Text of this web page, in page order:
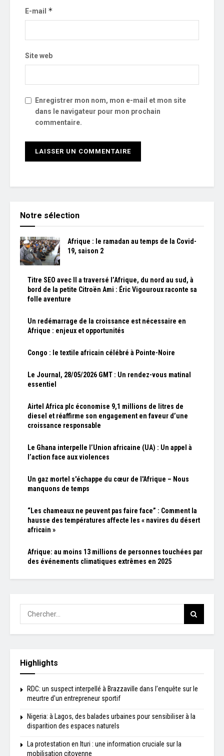
E-mail *
Site web
Enregistrer mon nom, mon e-mail et mon site
dans le navigateur pour mon prochain
commentaire.
Notre sélection
Afrique : le ramadan au temps de la Covid-
19, saison 2
Titre SEO avec Il a traversé l’Afrique, du nord au sud, à
bord de la petite Citroën Ami : Éric Vigouroux raconte sa
folle aventure
Un redémarrage de la croissance est nécessaire en
Afrique : enjeux et opportunités
Congo : le textile africain célébré à Pointe-Noire
Le Journal, 28/05/2026 GMT : Un rendez-vous matinal
essentiel
Airtel Africa plc économise 9,1 millions de litres de
diesel et réaffirme son engagement en faveur d’une
croissance responsable
Le Ghana interpelle l’Union africaine (UA) : Un appel à
l’action face aux violences
Un gaz mortel s'échappe du cœur de l'Afrique – Nous
manquons de temps
“Les chameaux ne peuvent pas faire face” : Comment la
hausse des températures affecte les « navires du désert
africain »
Afrique: au moins 13 millions de personnes touchées par
des événements climatiques extrêmes en 2025
Highlights
RDC: un suspect interpellé à Brazzaville dans l’enquête sur le
meurtre d'un entrepreneur sportif
Nigeria: à Lagos, des balades urbaines pour sensibiliser à la
disparition des espaces naturels
La protestation en Ituri : une information cruciale sur la
mobilisation citoyenne